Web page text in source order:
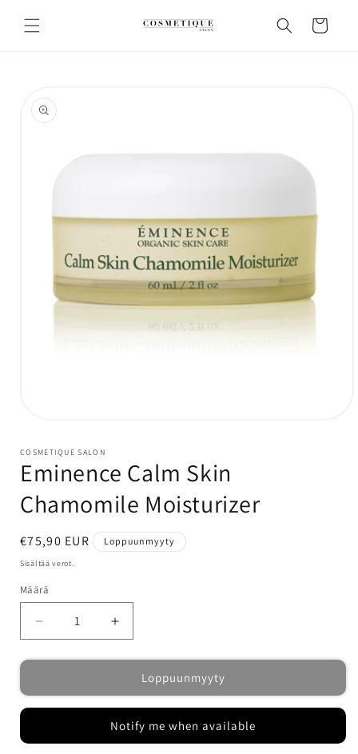
siirry
sisältöön
Ostoskori
tuotetietoihin
1
modaalisessa
ikkunassa
COSMETIQUE SALON
Eminence Calm Skin
Chamomile Moisturizer
Normaalihinta
€75,90 EUR Loppuunmyyty
Sisältää verot.
Määrä
Määrä
Vähennä
tuotteen
Eminence
Skin
Chamomile
määrää
Lisää
tuotteen
Eminence
Calm
Skin
Chamomile
Moisturizer
määrää
Loppuunmyyty
Notify me when available